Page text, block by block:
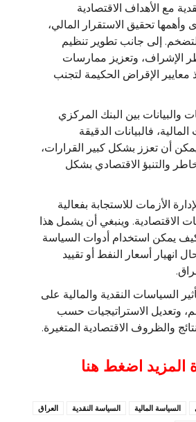
مع الأهداف الاقتصادية
وأهمها تحقيق الاستقرار المالي،
إلى جانب تطوير تنظيم
الإشراف، وتعزيز ممارسات
معايير الإقراض الحكيمة لتجنب
والبيانات بين البنك المركزي
فالبيانات الدقيقة
أن تعزز بشكل كبير القرارات،
والتنبؤ الاقتصادي بشكل
الأزمات للاستجابة بفعالية
الاقتصادية. وينبغي أن يشمل هذا
يمكن استخدام أدوات السياسة
انهيار أسعار النفط أو تقييد
السياسات النقدية والمالية على
وتعديل الاستراتيجيات حسب
والظروف الاقتصادية المتغيرة.
المزيد اضغط هنا
السياسة المالية السياسة النقدية
العراق